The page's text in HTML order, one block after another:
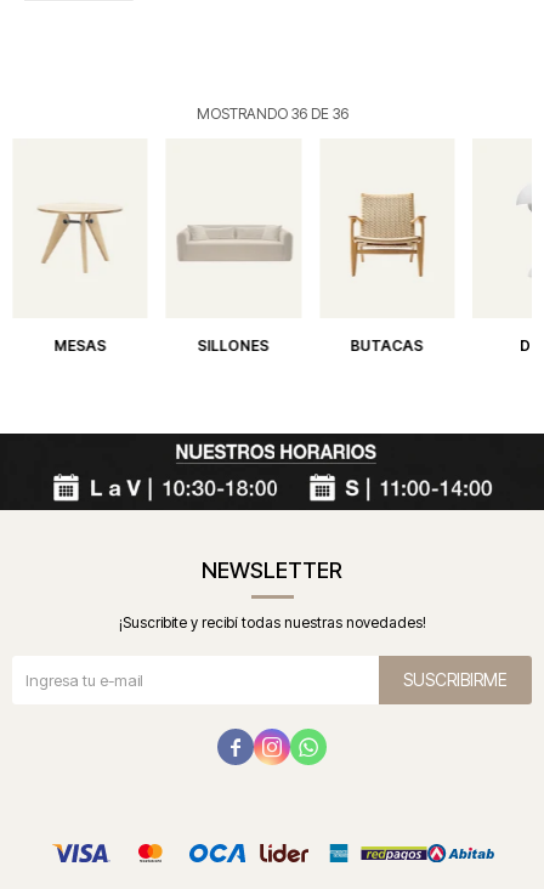
MOSTRANDO 36DE 36
MESAS SILLONES BUTACAS
NEWSLETTER
¡Suscribite y recibí todas nuestras novedades!
SUSCRIBIRME
  